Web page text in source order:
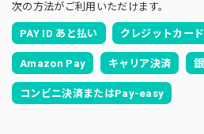
次の方法がご利用いただけます。
PAY ID あと払い クレジットカード
Amazon Pay キャリア決済
コンビニ決済またはPay-easy